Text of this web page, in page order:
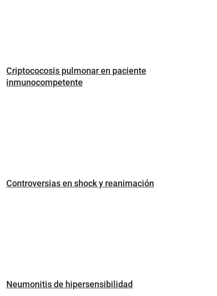
Criptococosis pulmonar en paciente
inmunocompetente
Controversias en shock y reanimación
Neumonitis de hipersensibilidad